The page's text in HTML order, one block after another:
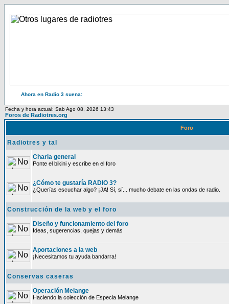
Ahora en Radio 3 suena:
Fecha y hora actual: Sab Ago 08, 2026 13:43
Foros de Radiotres.org
Foro
Radiotres y tal
Charla general
Ponte el bikini y escribe en el foro
¿Cómo te gustaría RADIO 3?
¿Querías escuchar algo? ¡JA! Sí, sí... mucho debate en las ondas de radio.
Construcción de la web y el foro
Diseño y funcionamiento del foro
Ideas, sugerencias, quejas y demás
Aportaciones a la web
¡Necesitamos tu ayuda bandarra!
Conservas caseras
Operación Melange
Haciendo la colección de Especia Melange